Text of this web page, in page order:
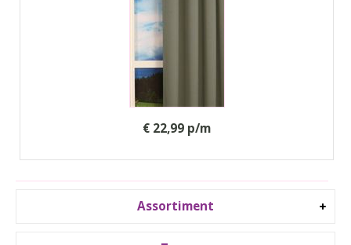
Assortiment
€ 22,99 p/m